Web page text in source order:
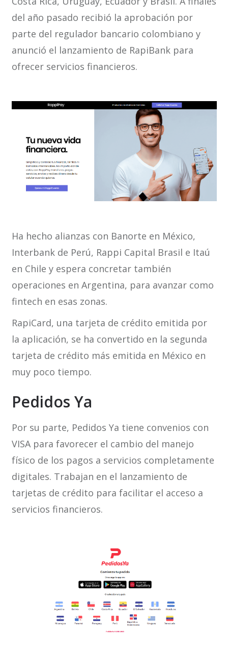
del año pasado recibió la aprobación por
parte del regulador bancario colombiano y
anunció el lanzamiento de RapiBank para
ofrecer servicios financieros.
Ha hecho alianzas con Banorte en México,
Interbank de Perú, Rappi Capital Brasil e Itaú
en Chile y espera concretar también
operaciones en Argentina, para avanzar como
fintech en esas zonas.
RapiCard, una tarjeta de crédito emitida por
la aplicación, se ha convertido en la segunda
tarjeta de crédito más emitida en México en
muy poco tiempo.
Pedidos Ya
Por su parte, Pedidos Ya tiene convenios con
VISA para favorecer el cambio del manejo
físico de los pagos a servicios completamente
digitales. Trabajan en el lanzamiento de
tarjetas de crédito para facilitar el acceso a
servicios financieros.